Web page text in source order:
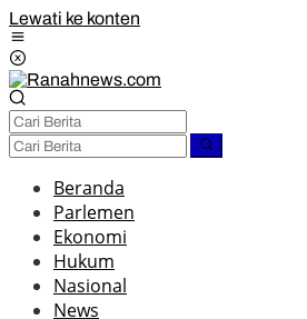
Lewati ke konten
Beranda
Parlemen
Ekonomi
Hukum
Nasional
News